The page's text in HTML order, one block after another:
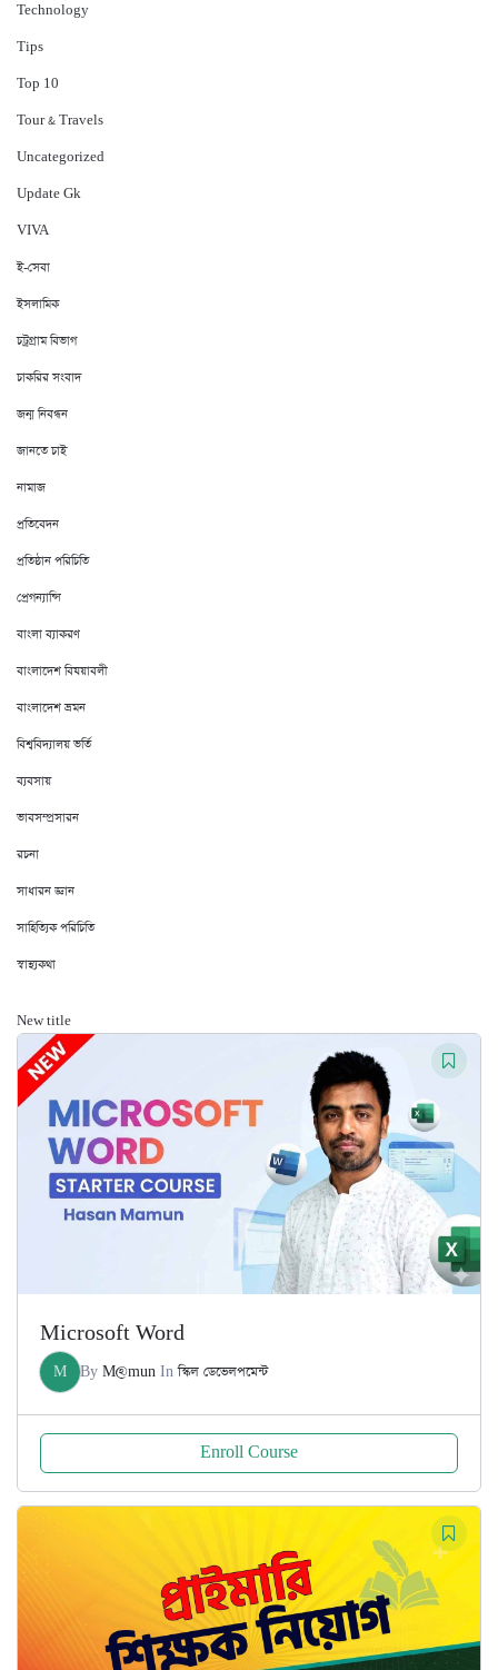
Technology
Tips
Top 10
Tour & Travels
Uncategorized
Update Gk
VIVA
ই-সেবা
ইসলামিক
চট্রগ্রাম বিভাগ
চাকরির সংবাদ
জন্ম নিবন্ধন
জানতে চাই
নামাজ
প্রতিবেদন
প্রতিষ্ঠান পরিচিতি
প্রেগন্যান্সি
বাংলা ব্যাকরণ
বাংলাদেশ বিষয়াবলী
বাংলাদেশ ভ্রমন
বিশ্ববিদ্যালয় ভর্তি
ব্যবসায়
ভাবসম্প্রসারন
রচনা
সাধারন জ্ঞান
সাহিত্যিক পরিচিতি
স্বাস্থ্যকথা
New title
Microsoft Word
M By M@mun Inস্কিল ডেভেলপমেন্ট
Enroll Course